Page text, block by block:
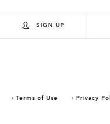
SIGN UP
Terms of Use Privacy